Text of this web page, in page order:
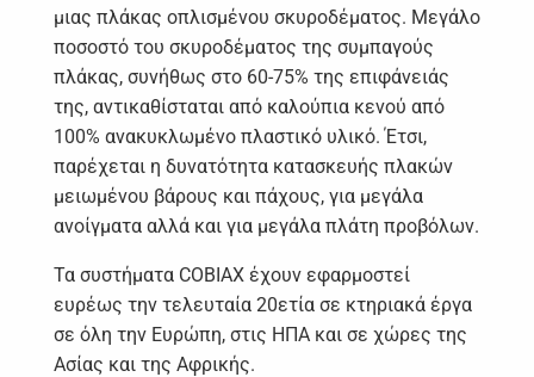
μιας πλάκας οπλισμένου σκυροδέματος. Μεγάλο
ποσοστό του σκυροδέματος της συμπαγούς
πλάκας, συνήθως στο 60-75% της επιφάνειάς
της, αντικαθίσταται από καλούπια κενού από
100% ανακυκλωμένο πλαστικό υλικό. Έτσι,
παρέχεται η δυνατότητα κατασκευής πλακών
μειωμένου βάρους και πάχους, για μεγάλα
ανοίγματα αλλά και για μεγάλα πλάτη προβόλων.
Τα συστήματα COBIAX έχουν εφαρμοστεί
ευρέως την τελευταία 20ετία σε κτηριακά έργα
σε όλη την Ευρώπη, στις ΗΠΑ και σε χώρες της
Ασίας και της Αφρικής.